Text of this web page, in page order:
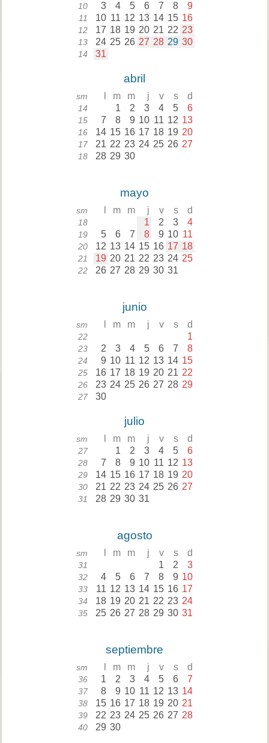
10 3 4 5 6 7 8 9
11 10 11 12 13 14 15 16
12 17 18 19 20 21 22 23
13 24 25 26 27 28 29 30
14 31
abril
sm m m j v s d
14 1 2 3 4 5 6
15 7 8 9 10 11 12 13
16 14 15 16 17 18 19 20
17 21 22 23 24 25 26 27
18 28 29 30
mayo
sm m m j v s d
18 1 2 3 4
19 5 6 7 8 9 10 11
20 12 13 14 15 16 17 18
21 19 20 21 22 23 24 25
22 26 27 28 29 30 31
junio
sm m m j v s d
22 1
23 2 3 4 5 6 7 8
24 9 10 11 12 13 14 15
25 16 17 18 19 20 21 22
26 23 24 25 26 27 28 29
27 30
julio
sm m m j v s d
27 1 2 3 4 5 6
28 7 8 9 10 11 12 13
29 14 15 16 17 18 19 20
30 21 22 23 24 25 26 27
31 28 29 30 31
agosto
sm m m j v s d
31 1 2 3
32 4 5 6 7 8 9 10
33 11 12 13 14 15 16 17
34 18 19 20 21 22 23 24
35 25 26 27 28 29 30 31
septiembre
sm m m j v s d
36 1 2 3 4 5 6 7
37 8 9 10 11 12 13 14
38 15 16 17 18 19 20 21
39 22 23 24 25 26 27 28
40 29 30